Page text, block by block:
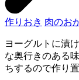
作りおき 肉のお
ヨーグルトに漬
な奥行きのある
ちするので作り